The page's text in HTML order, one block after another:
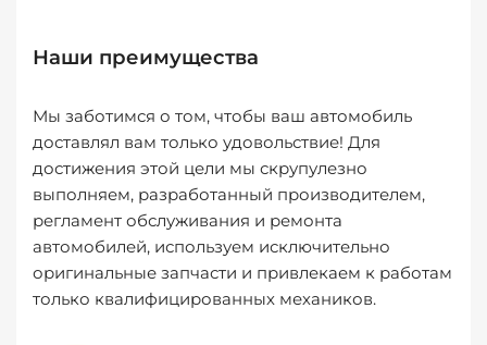
Наши преимущества
Мы заботимся о том, чтобы ваш автомобиль
доставлял вам только удовольствие! Для
достижения этой цели мы скрупулезно
выполняем, разработанный производителем,
регламент обслуживания и ремонта
автомобилей, используем исключительно
оригинальные запчасти и привлекаем к работам
только квалифицированных механиков.